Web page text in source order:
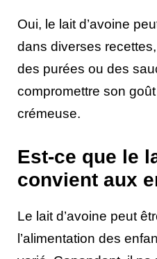
Oui, le lait d’avoine
dans diverses
des purées ou des
compromettre son
crémeuse.
Est-ce que le
convient aux
Le lait d’avoine peut
l’alimentation des